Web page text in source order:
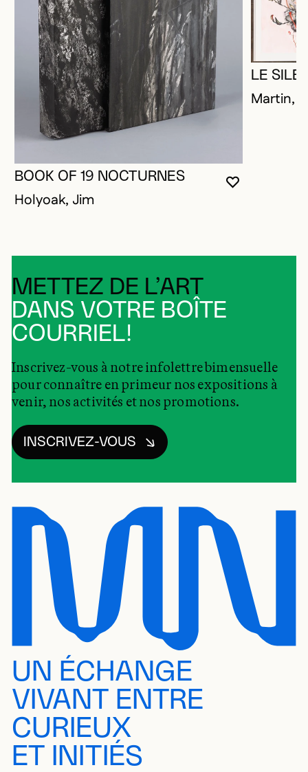
VOUS
FERMER
OUVRIR LA
BOOK OF 19 NOCTURNES
Holyoak, Jim
LE
Martin,
METTEZ DE L’ART
DANS VOTRE BOÎTE
COURRIEL!
Inscrivez-vous à notre infolettre bimensuelle
pour connaître en primeur nos expositions à
venir, nos activités et nos promotions.
INSCRIVEZ-VOUS
UN ÉCHANGE
VIVANT ENTRE
CURIEUX
ET INITIÉS